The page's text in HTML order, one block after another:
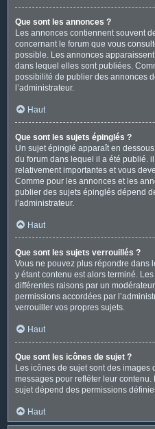
Que sont les annonces ?
Les annonces contiennent souvent
concernant le forum que vous
possible. Les annonces
dans lequel elles sont publiées.
possibilité de publier des annonces
l’administrateur.
Haut
Que sont les sujets épinglés ?
Un sujet épinglé apparaît en
du forum dans lequel il a été publié.
relativement importantes et vous
Comme pour les annonces et les
publier des sujets épinglés dépend
l’administrateur.
Haut
Que sont les sujets verrouillés ?
Vous ne pouvez plus répondre dans
y étant contenu est alors terminé.
différentes raisons par un
permissions accordées par
verrouiller vos propres sujets.
Haut
Que sont les icônes de sujet ?
Les icônes de sujet sont des
messages pour refléter leur
sujet dépend des permissions
Haut